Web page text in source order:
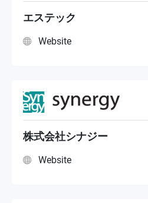
エステック
Website
株式会社シナジー
Website